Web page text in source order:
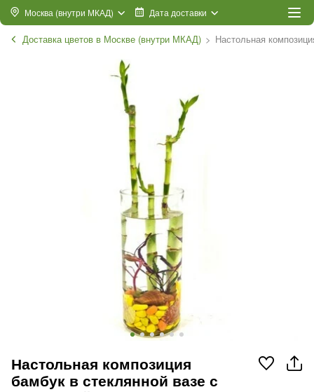
Москва (внутри МКАД) Дата доставки
Доставка цветов в Москве (внутри МКАД) Настольная
Настольная композиция
бамбук в стеклянной вазе с